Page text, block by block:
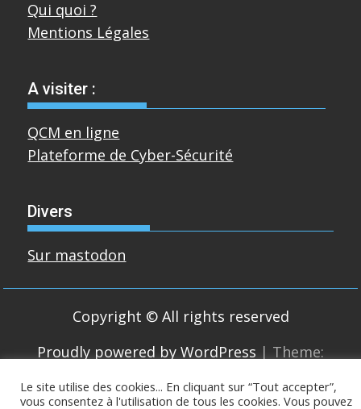
Qui quoi ?
Mentions Légales
A visiter :
QCM en ligne
Plateforme de Cyber-Sécurité
Divers
Sur mastodon
Copyright © All rights reserved
Proudly powered by WordPress | Theme:
Le site utilise des cookies... En cliquant sur “Tout accepter”,
vous consentez à l'utilisation de tous les cookies. Vous pouvez